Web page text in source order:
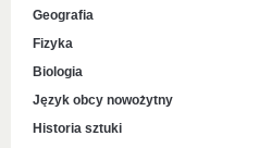
Geografia
Fizyka
Biologia
Język obcy nowożytny
Historia sztuki